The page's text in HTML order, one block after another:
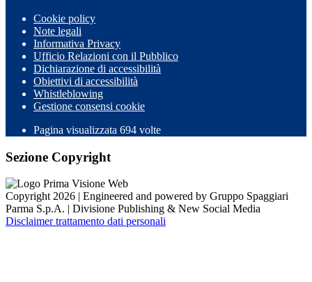
Cookie policy
Note legali
Informativa Privacy
Ufficio Relazioni con il Pubblico
Dichiarazione di accessibilità
Obiettivi di accessibilità
Whistleblowing
Gestione consensi cookie
Pagina visualizzata 694 volte
Sezione Copyright
Copyright 2026 | Engineered and powered by Gruppo Spaggiari
Parma S.p.A. | Divisione Publishing & New Social Media
Disclaimer trattamento dati personali